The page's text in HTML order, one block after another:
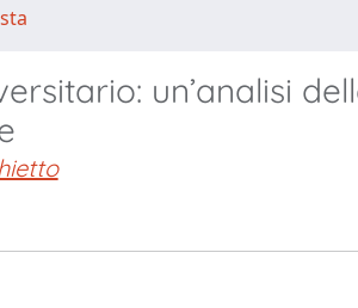
un’analisi